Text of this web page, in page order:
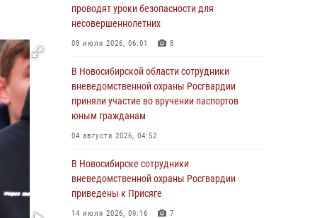
При силовой поддержке бойцов ОМОН и
СОБР Росгвардии пресечена деятельность
сфере страхования
29 июля 2026, 05:19
В Новосибирске сотрудниками
розыске
29 июля 2026, 04:56
В Новосибирске военнослужащие отряда
проводят уроки безопасности для
несовершеннолетних
08 июля 2026, 06:01 8
В Новосибирской области сотрудники
вневедомственной охраны Росгвардии
приняли участие во вручении паспортов
юным гражданам
04 августа 2026, 04:52
В Новосибирске сотрудники
вневедомственной охраны Росгвардии
приведены к Присяге
14 июля 2026, 09:16 7